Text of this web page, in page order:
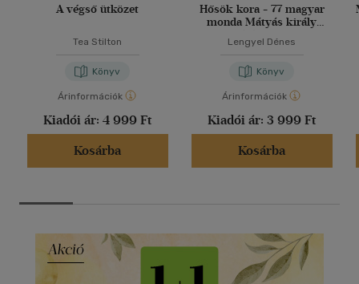
A végső ütközet
Tea Stilton
Könyv
Árinformációk
Kiadói ár: 4 999 Ft
Kosárba
Hősök kora - 77 magyar
monda Mátyás király
Lengyel Dénes
Könyv
Árinformációk
Kiadói ár: 3 999 Ft
Kosárba